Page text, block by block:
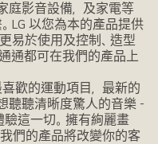
庭影音設備，及家電等
LG 以您為本的產品提供
易於使用及控制、造型
通都可在我們的產品上
歡的運動項目，最新的
聽聽清晰度驚人的音樂 -
這一切。擁有絢麗畫
們的產品將改變你的客